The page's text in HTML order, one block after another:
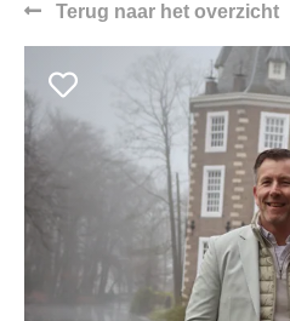
Terug naar het overzicht